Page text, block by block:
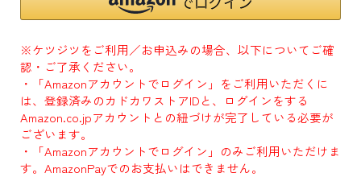
※ケツジツをご利用／お申込みの場合、以下についてご確
認・ご了承ください。
・「Amazonアカウントでログイン」をご利用いただくに
は、登録済みのカドカワストアIDと、ログインをする
Amazon.co.jpアカウントとの紐づけが完了している必要が
ございます。
・「Amazonアカウントでログイン」のみご利用いただけま
す。AmazonPayでのお支払いはできません。